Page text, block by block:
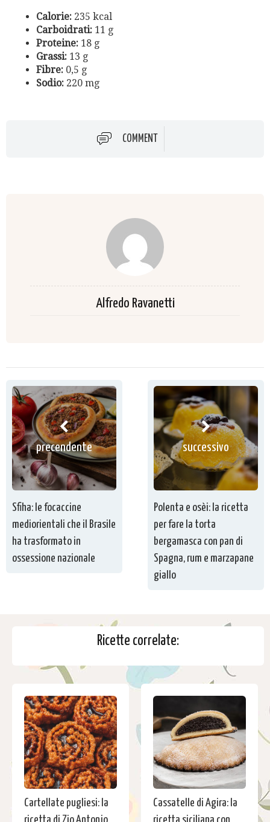
Calorie: 235 kcal
Carboidrati: 11 g
Proteine: 18 g
Grassi: 13 g
Fibre: 0,5 g
Sodio: 220 mg
COMMENT
Alfredo Ravanetti
precendente
Sfiha: le focaccine
mediorientali che il Brasile
ha trasformato in
ossessione nazionale
successivo
Polenta e osèi: la ricetta
per fare la torta
bergamasca con pan di
Spagna, rum e marzapane
giallo
Ricette correlate:
Cartellate pugliesi: la
Cassatelle di Agira: la